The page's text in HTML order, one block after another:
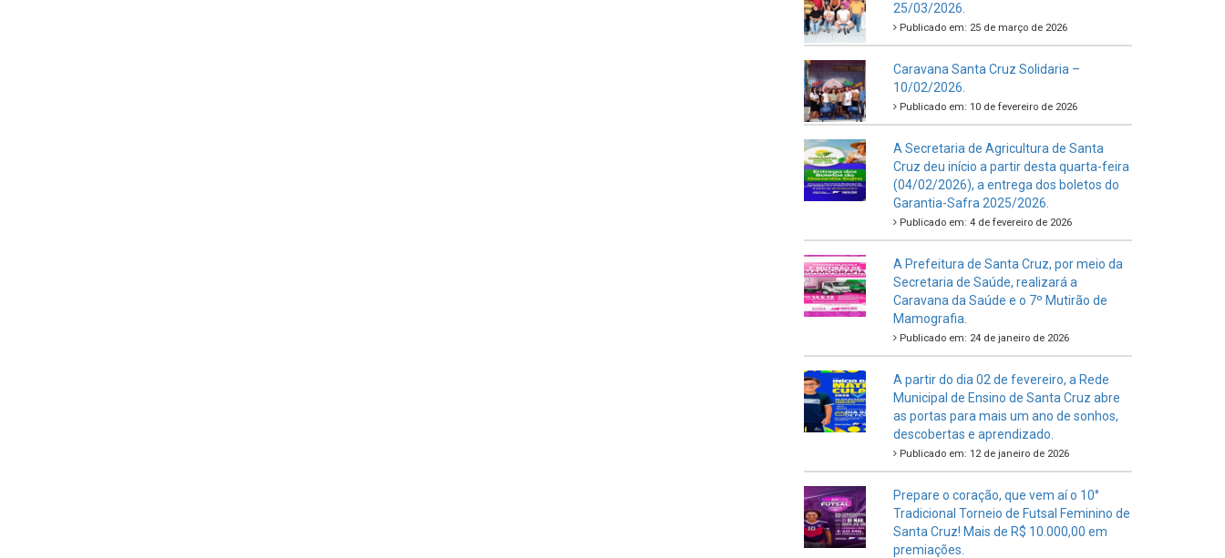
25/03/2026.
Publicado em: 25 de março de 2026
Caravana Santa Cruz Solidaria –
10/02/2026.
Publicado em: 10 de fevereiro de 2026
A Secretaria de Agricultura de Santa
Cruz deu início a partir desta quarta-feira
(04/02/2026), a entrega dos boletos do
Garantia-Safra 2025/2026.
Publicado em: 4 de fevereiro de 2026
A Prefeitura de Santa Cruz, por meio da
Secretaria de Saúde, realizará a
Caravana da Saúde e o 7º Mutirão de
Mamografia.
Publicado em: 24 de janeiro de 2026
A partir do dia 02 de fevereiro, a Rede
Municipal de Ensino de Santa Cruz abre
as portas para mais um ano de sonhos,
descobertas e aprendizado.
Publicado em: 12 de janeiro de 2026
Prepare o coração, que vem aí o 10°
Tradicional Torneio de Futsal Feminino de
Santa Cruz! Mais de R$ 10.000,00 em
premiações.